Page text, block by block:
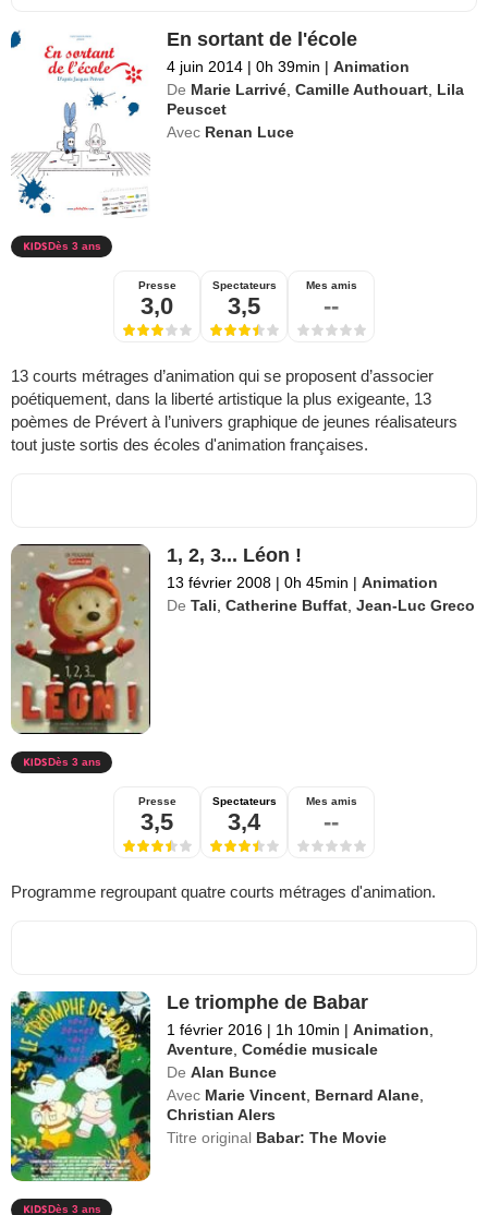
En sortant de l'école
4 juin 2014 | 0h 39min | Animation
De Marie Larrivé ,Camille Authouart Lila
Peuscet
Avec Renan Luce
Dès 3 ans
Presse
3,0
Spectateurs
3,5
Mes amis
--
13 courts métrages d’animation qui se proposent d’associer
poétiquement, dans la liberté artistique la plus exigeante, 13
poèmes de Prévert à l’univers graphique de jeunes réalisateurs
tout juste sortis des écoles d'animation françaises.
1, 2, 3... Léon !
13 février 2008 | 0h 45min | Animation
De Tali ,Catherine Buffat ,Jean-Luc Greco
Dès 3 ans
Presse
3,5
Spectateurs
3,4
Mes amis
--
Programme regroupant quatre courts métrages d'animation.
Le triomphe de Babar
1 février 2016 | 1h 10min | Animation
Aventure ,Comédie musicale
De Alan Bunce
Avec Marie Vincent Bernard Alane
Christian Alers
Titre original Babar: The Movie
Dès 3 ans